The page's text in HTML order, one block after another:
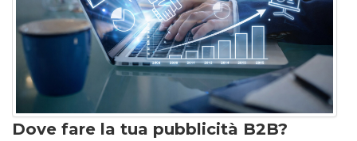
Dove fare la tua pubblicità B2B?